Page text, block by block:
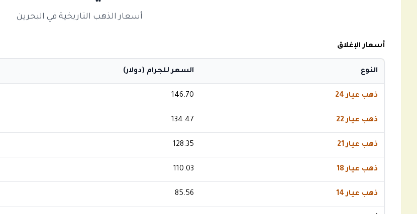
أسعار الذهب التاريخية في البحرين
أسعار الإغلاق
النوع السعر للجرام (دولار)
ذهب عيار 24 146.70
ذهب عيار 22 134.47
ذهب عيار 21 128.35
ذهب عيار 18 110.03
ذهب عيار 14 85.56